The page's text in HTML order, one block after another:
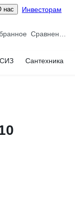
нас Инвесторам
Сантехника